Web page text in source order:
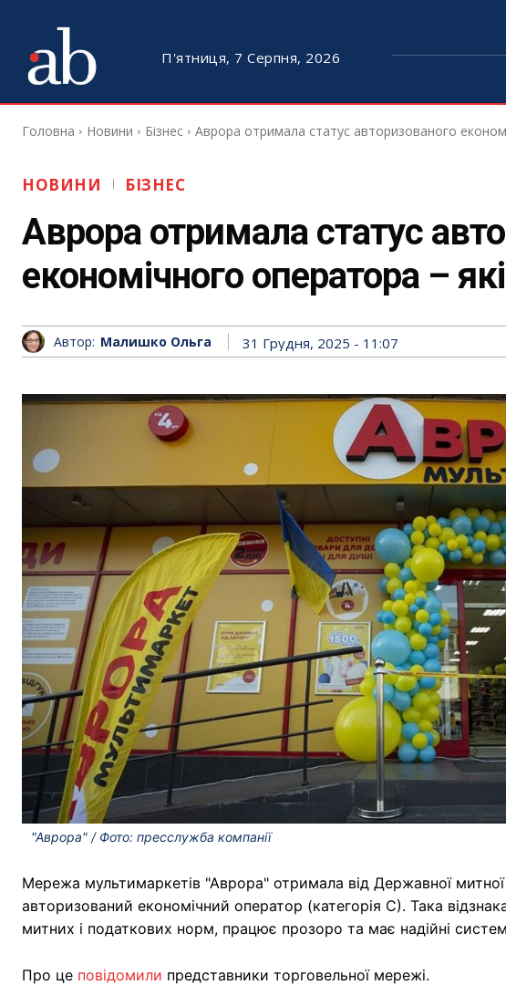
П'ятниця, 7 Серпня, 2026
Головна Новини Бізнес Аврора отримала статус авторизованого
НОВИНИ БІЗНЕС
Аврора отримала статус
економічного оператора –
Автор: Малишко Ольга 31 Грудня, 2025 - 11:07
"Аврора" / Фото: пресслужба компанії
Мережа мультимаркетів "Аврора" отримала від Державної
авторизований економічний оператор (категорія С). Така
митних і податкових норм, працює прозоро та має надійні
Про це повідомили представники торговельної мережі.